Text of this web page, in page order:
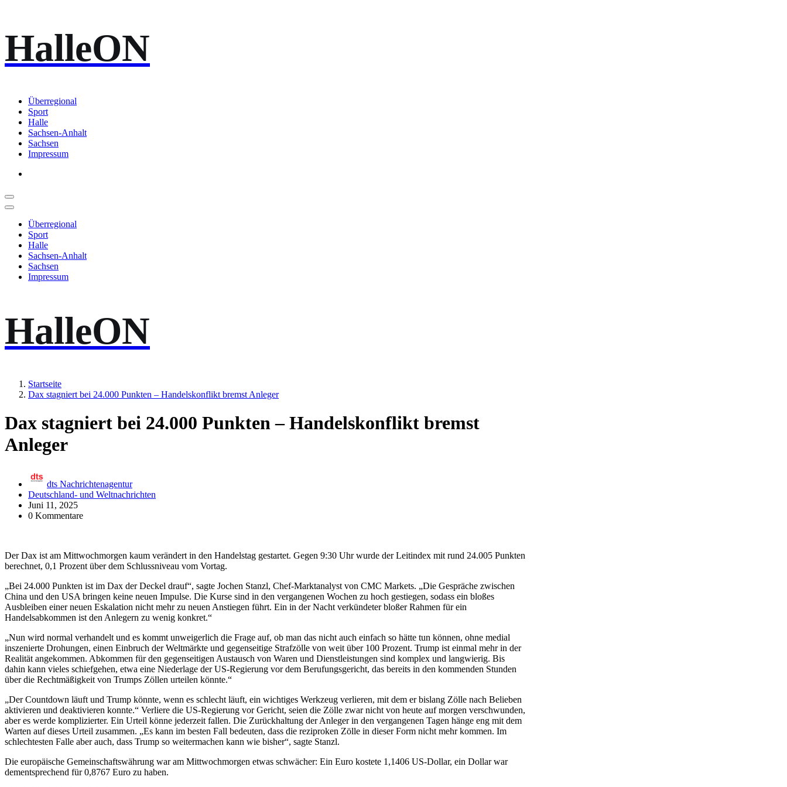
Inhalt
springen
HalleON
Überregional
Sport
Halle
Sachsen-Anhalt
Sachsen
Impressum
Überregional
Sport
Halle
Sachsen-Anhalt
Sachsen
Impressum
HalleON
Startseite
Dax stagniert bei 24.000 Punkten – Handelskonflikt bremst Anleger
Dax stagniert bei 24.000 Punkten – Handelskonflikt bremst
Anleger
dts Nachrichtenagentur
Deutschland- und Weltnachrichten
Juni 11, 2025
0 Kommentare
Der Dax ist am Mittwochmorgen kaum verändert in den Handelstag gestartet. Gegen 9:30 Uhr wurde der Leitindex mit rund 24.005 Punkten
berechnet, 0,1 Prozent über dem Schlussniveau vom Vortag.
„Bei 24.000 Punkten ist im Dax der Deckel drauf“, sagte Jochen Stanzl, Chef-Marktanalyst von CMC Markets. „Die Gespräche zwischen
China und den USA bringen keine neuen Impulse. Die Kurse sind in den vergangenen Wochen zu hoch gestiegen, sodass ein bloßes
Ausbleiben einer neuen Eskalation nicht mehr zu neuen Anstiegen führt. Ein in der Nacht verkündeter bloßer Rahmen für ein
Handelsabkommen ist den Anlegern zu wenig konkret.“
„Nun wird normal verhandelt und es kommt unweigerlich die Frage auf, ob man das nicht auch einfach so hätte tun können, ohne medial
inszenierte Drohungen, einen Einbruch der Weltmärkte und gegenseitige Strafzölle von weit über 100 Prozent. Trump ist einmal mehr in der
Realität angekommen. Abkommen für den gegenseitigen Austausch von Waren und Dienstleistungen sind komplex und langwierig. Bis
dahin kann vieles schiefgehen, etwa eine Niederlage der US-Regierung vor dem Berufungsgericht, das bereits in den kommenden Stunden
über die Rechtmäßigkeit von Trumps Zöllen urteilen könnte.“
„Der Countdown läuft und Trump könnte, wenn es schlecht läuft, ein wichtiges Werkzeug verlieren, mit dem er bislang Zölle nach Belieben
aktivieren und deaktivieren konnte.“ Verliere die US-Regierung vor Gericht, seien die Zölle zwar nicht von heute auf morgen verschwunden,
aber es werde komplizierter. Ein Urteil könne jederzeit fallen. Die Zurückhaltung der Anleger in den vergangenen Tagen hänge eng mit dem
Warten auf dieses Urteil zusammen. „Es kann im besten Fall bedeuten, dass die reziproken Zölle in dieser Form nicht mehr kommen. Im
schlechtesten Falle aber auch, dass Trump so weitermachen kann wie bisher“, sagte Stanzl.
Die europäische Gemeinschaftswährung war am Mittwochmorgen etwas schwächer: Ein Euro kostete 1,1406 US-Dollar, ein Dollar war
dementsprechend für 0,8767 Euro zu haben.